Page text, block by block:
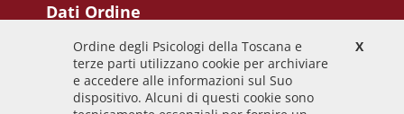
Dati Ordine
Codice Fiscale
92009700458
X
Ordine degli Psicologi della Toscana e
terze parti utilizzano cookie per archiviare
e accedere alle informazioni sul Suo
dispositivo. Alcuni di questi cookie sono